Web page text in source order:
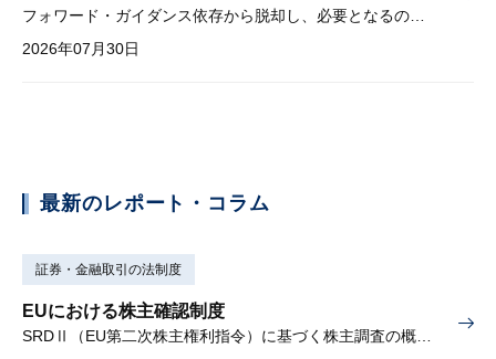
2026年07月30日
最新のレポート・コラム
証券・金融取引の法制度
EUにおける株主確認制度
SRDⅡ（EU第二次株主権利指令）に基づく株主調査の概要と課題